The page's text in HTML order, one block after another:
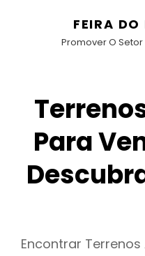
FEIRA
Promover O
Para
Encontrar